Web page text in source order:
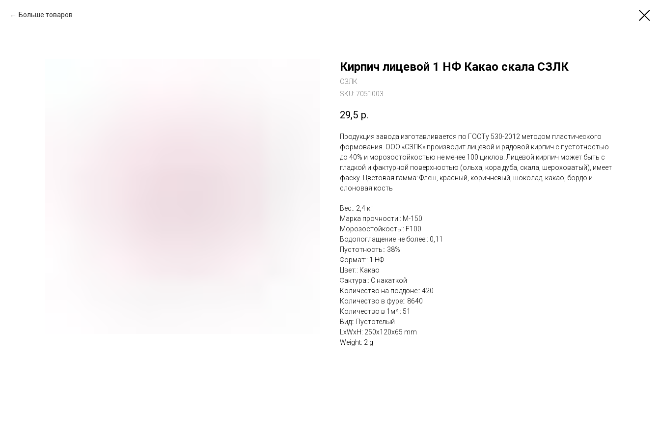
Больше товаров
Кирпич лицевой 1 НФ Какао скала СЗЛК
СЗЛК
SKU: 7051003
29,5 р.
Продукция завода изготавливается по ГОСТу 530-2012 методом пластического
формования. ООО «СЗЛК» производит лицевой и рядовой кирпич с пустотностью
до 40% и морозостойкостью не менее 100 циклов. Лицевой кирпич может быть с
гладкой и фактурной поверхностью (ольха, кора дуба, скала, шероховатый), имеет
фаску. Цветовая гамма: Флеш, красный, коричневый, шоколад, какао, бордо и
слоновая кость
Вес:: 2,4 кг
Марка прочности:: М-150
Морозостойкость:: F100
Водопоглащение не более:: 0,11
Пустотность:: 38%
Формат:: 1 НФ
Цвет:: Какао
Фактура:: С накаткой
Количество на поддоне:: 420
Количество в фуре:: 8640
Количество в 1м²:: 51
Вид:: Пустотелый
LxWxH: 250x120x65 mm
Weight: 2 g